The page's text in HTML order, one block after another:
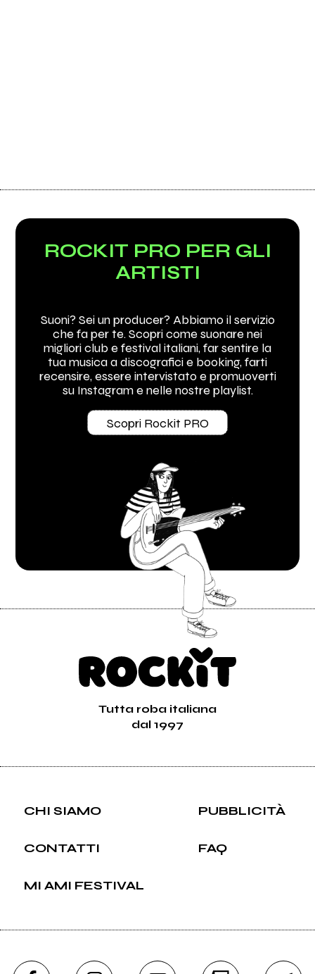
ROCKIT PRO PER GLI
ARTISTI
Suoni? Sei un producer? Abbiamo il servizio
che fa per te. Scopri come suonare nei
migliori club e festival italiani, far sentire la
tua musica a discografici e booking, farti
recensire, essere intervistato e promuoverti
su Instagram e nelle nostre playlist.
Scopri Rockit PRO
Tutta roba italiana
dal 1997
CHI SIAMO PUBBLICITÀ
CONTATTI FAQ
MI AMI FESTIVAL